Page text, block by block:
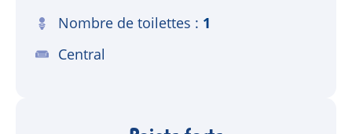
Nombre de toilettes
1
Central